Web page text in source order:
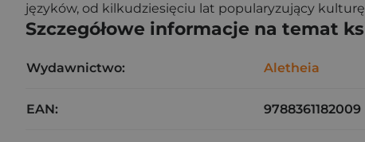
języków, od kilkudziesięciu lat popularyzujący
Szczegółowe informacje na temat
Wydawnictwo: Aletheia
EAN: 9788361182009